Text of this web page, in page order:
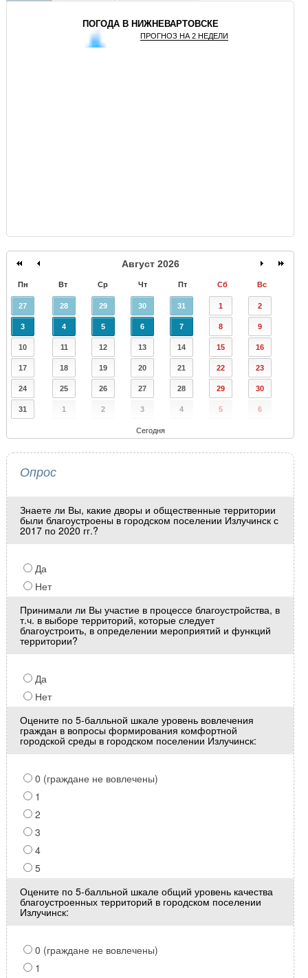
ПОГОДА В НИЖНЕВАРТОВСКЕ
ПРОГНОЗ НА 2 НЕДЕЛИ
Август 2026
Пн Вт Ср Чт Пт Сб Вс
27 28 29 30 31 1 2
3 4 5 6 7 8 9
10 11 12 13 14 15 16
17 18 19 20 21 22 23
24 25 26 27 28 29 30
31 1 2 3 4 5 6
Сегодня
Опрос
Знаете ли Вы, какие дворы и общественные территории
были благоустроены в городском поселении Излучинск с
2017 по 2020 гг.?
Да
Нет
Принимали ли Вы участие в процессе благоустройства, в
т.ч. в выборе территорий, которые следует
благоустроить, в определении мероприятий и функций
территории?
Да
Нет
Оцените по 5-балльной шкале уровень вовлечения
граждан в вопросы формирования комфортной
городской среды в городском поселении Излучинск:
0 (граждане не вовлечены)
1
2
3
4
5
Оцените по 5-балльной шкале общий уровень качества
благоустроенных территорий в городском поселении
Излучинск:
0 (граждане не вовлечены)
1